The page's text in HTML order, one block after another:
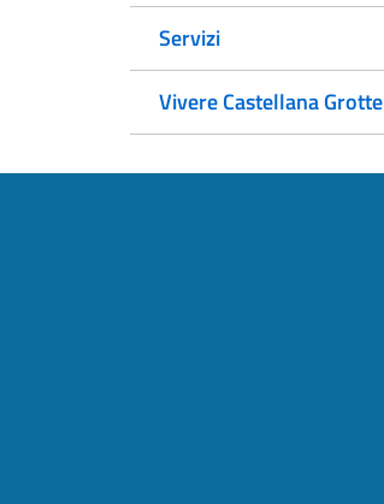
Servizi
Vivere Castellana Grotte